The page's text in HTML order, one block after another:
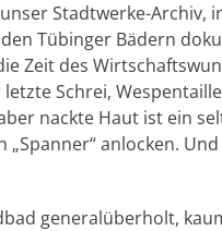
Stadtwerke-Archiv,
Tübinger Bädern
Zeit des
Schrei,
nackte Haut ist ein
„Spanner“ anlocken.
generalüberholt,